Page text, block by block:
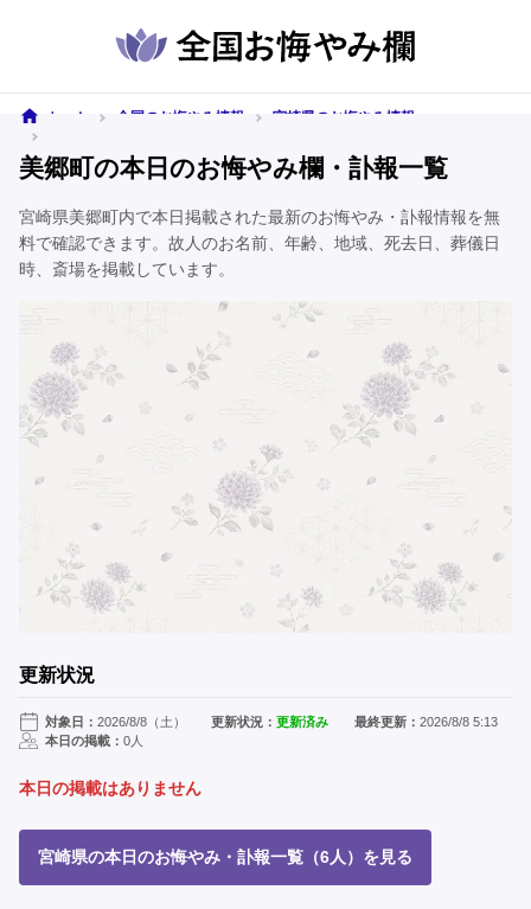
ホーム 全国のお悔やみ情報
宮崎県のお悔やみ情報
美郷町の本日のお悔やみ欄・訃報一覧
宮崎県美郷町内で本日掲載された最新のお悔やみ・訃報情報を無
料で確認できます。故人のお名前、年齢、地域、死去日、葬儀日
時、斎場を掲載しています。
更新状況
対象日： 2026/8/8（土） 更新状況：更新済み 最終更新： 2026/8/8 5:13
本日の掲載： 0人
本日の掲載はありません
宮崎県の本日のお悔やみ・訃報一覧（6人）を見る